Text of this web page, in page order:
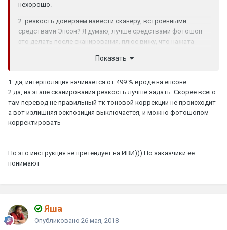
нехорошо.
2. резкость доверяем навести сканеру, встроенными
средствами Эпсон? Я думаю, лучше средствами фотошоп
это делать после сканирования. плюс вижу, что нажата
делать), но не так критично как резкость.
Показать
1. да, интерполяция начинается от 499 % вроде на епсоне
2.да, на этапе сканирования резкость лучше задать. Скорее всего
там перевод не правильный тк тоновой коррекции не происходит
а вот излишняя эскпозиция выключается, и можно фотошопом
корректировать
Но это инструкция не претендует на ИВИ))) Но заказчики ее
понимают
Яшa
Опубликовано 26 мая, 2018